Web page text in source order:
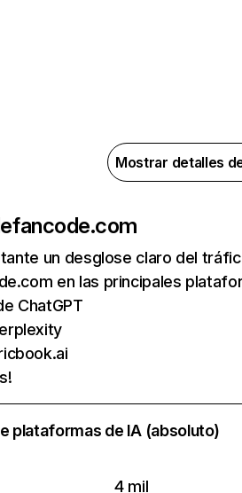
Mostrar detalles
fancode.com
un desglose claro del
en las principales
ChatGPT
plataformas de IA (absoluto)
4 mil